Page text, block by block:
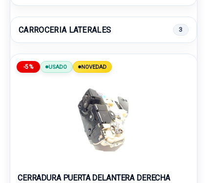
CARROCERIA LATERALES 3
-5% USADO NOVEDAD
CERRADURA PUERTA DELANTERA DERECHA